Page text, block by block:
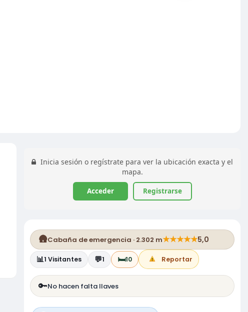
Inicia sesión o regístrate para ver la ubicación exacta y el
mapa.
Acceder Registrarse
🛖Cabaña de emergencia · 2.302 m★★★★★5,0
📊1 Visitantes 💬1 🛏️10 Reportar
🔑No hacen falta llaves